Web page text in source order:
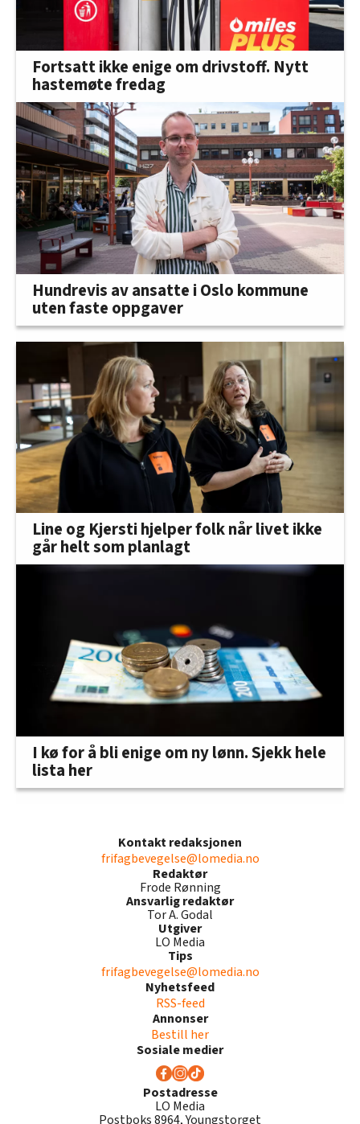
Fortsatt ikke enige om drivstoff. Nytt
hastemøte fredag
Hundrevis av ansatte i Oslo kommune
uten faste oppgaver
Line og Kjersti hjelper folk når livet ikke
går helt som planlagt
I kø for å bli enige om ny lønn. Sjekk hele
lista her
Kontakt redaksjonen
frifagbevegelse@lomedia.no
Redaktør
Frode Rønning
Ansvarlig redaktør
Tor A. Godal
Utgiver
LO Media
Tips
frifagbevegelse@lomedia.no
Nyhetsfeed
RSS-feed
Annonser
Bestill her
Sosiale medier
Postadresse
LO Media
Postboks 8964, Youngstorget